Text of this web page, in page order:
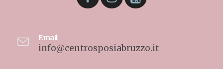
Email
info@centrosposiabruzzo.it